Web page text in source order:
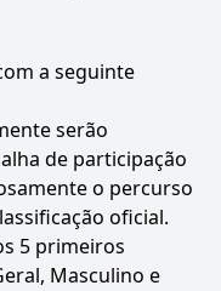
a seguinte
serão
de participação
o percurso
oficial.
5 primeiros
Masculino e